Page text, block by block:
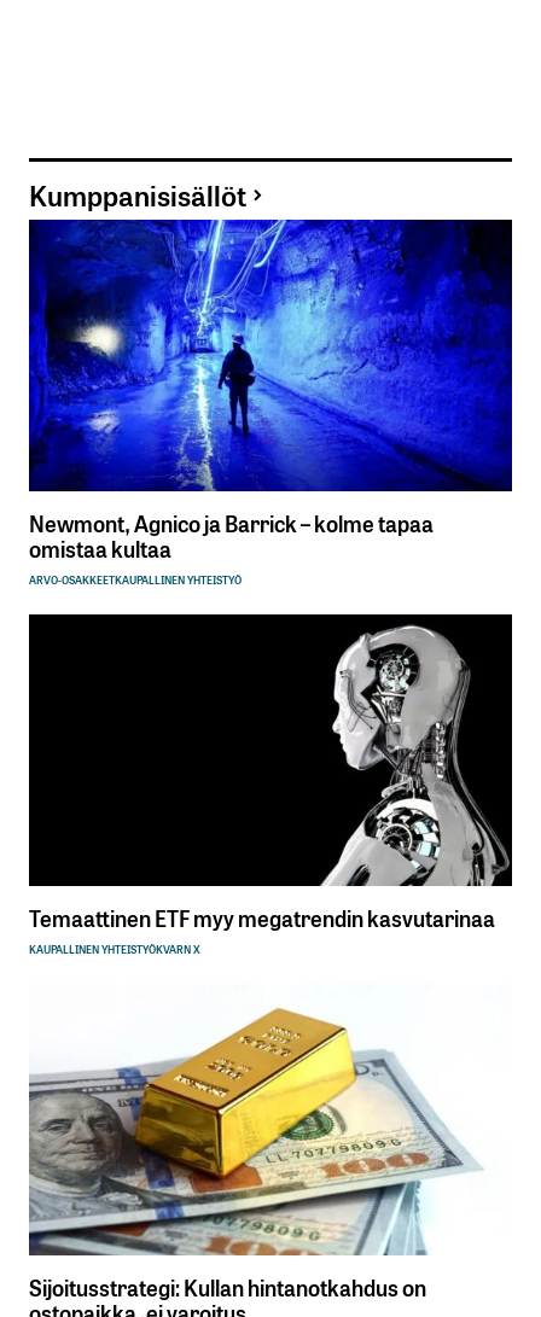
Kumppanisisällöt
Newmont, Agnico ja Barrick – kolme tapaa
omistaa kultaa
ARVO-OSAKKEETKAUPALLINEN YHTEISTYÖ
Temaattinen ETF myy megatrendin kasvutarinaa
KAUPALLINEN YHTEISTYÖKVARN X
Sijoitusstrategi: Kullan hintanotkahdus on